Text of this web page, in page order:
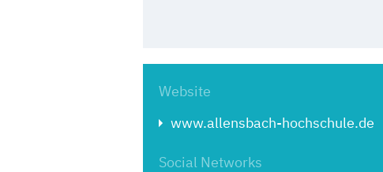
Website
www.allensbach-hochschule.de
Social Networks